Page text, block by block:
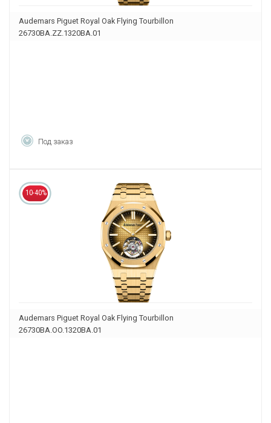
Audemars Piguet Royal Oak Flying Tourbillon
26730BA.ZZ.1320BA.01
Под заказ
10-40%
Audemars Piguet Royal Oak Flying Tourbillon
26730BA.OO.1320BA.01